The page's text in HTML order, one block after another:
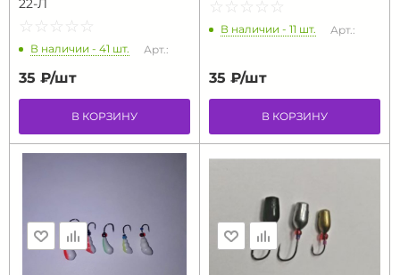
22-Л
☆ ☆ ☆ ☆ ☆
★ ★ ★ ★ ★
В наличии - 41 шт. Арт.:
35 ₽/шт
В КОРЗИНУ
☆ ☆ ☆ ☆ ☆
★ ★ ★ ★ ★
В наличии - 11 шт. Арт.:
35 ₽/шт
В КОРЗИНУ